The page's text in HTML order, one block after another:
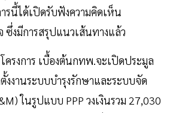
รนี้ได้เปิดรับฟังความคิดเห็น
ซึ่งมีการสรุปแนวเส้นทางแล้ว
รงการ เบื้องต้นกทพ.จะเปิดประมูล
งานระบบบำรุงรักษาและระบบจัด
ในรูปแบบ PPP วงเงินรวม 27,030